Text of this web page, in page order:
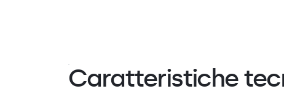
Caratteristiche